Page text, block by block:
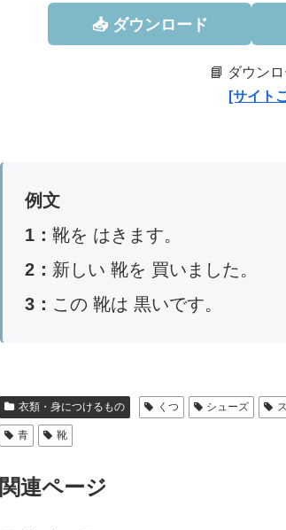
📥 ダウンロード
📘 ダウン
[サイト
例文
1： 靴を はきます。
2： 新しい 靴を 買いました。
3： この 靴は 黒いです。
衣類・身につけるもの くつ シューズ
青 靴
関連ページ